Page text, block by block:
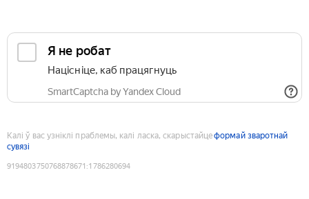
Я не робат
Націсніце, каб працягнуць
SmartCaptcha by Yandex Cloud
Калі ў вас узніклі праблемы, калі ласка, скарыстайцеформай зваротнай
сувязі
9194803750768878671 :1786280694